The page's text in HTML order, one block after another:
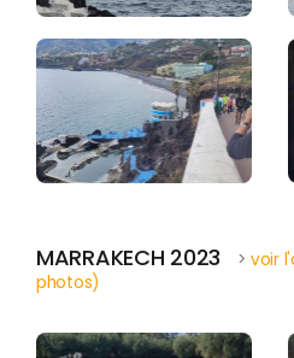
MARRAKECH 2023 > voir
photos)